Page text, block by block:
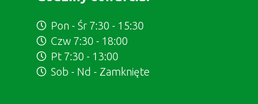
Pon - Śr 7:30 - 15:30
Czw 7:30 - 18:00
Pt 7:30 - 13:00
Sob - Nd - Zamknięte